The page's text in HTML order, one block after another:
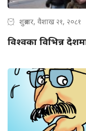
शुक्रबार, वैशाख २१, २०८१
विश्वका विभिन्न